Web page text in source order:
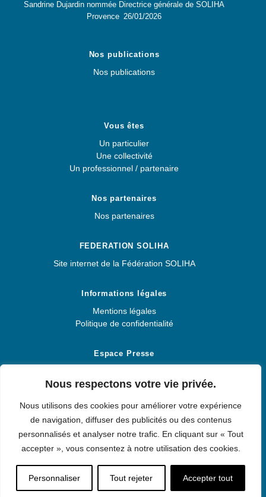
Nous respectons votre vie privée.
Nous utilisons des cookies pour améliorer votre expérience
de navigation, diffuser des publicités ou des contenus
personnalisés et analyser notre trafic. En cliquant sur « Tout
accepter », vous consentez à notre utilisation des cookies.
Personnaliser Tout rejeter Accepter tout
Sandrine Dujardin nommée Directrice générale de SOLIHA
Provence 26/01/2026
Nos publications
Nos publications
Vous êtes
Un particulier
Une collectivité
Un professionnel / partenaire
Nos partenaires
Nos partenaires
FEDERATION SOLIHA
Site internet de la Fédération SOLIHA
Informations légales
Mentions légales
Politique de confidentialité
Espace Presse
SOLIHA PROVENCE
© 2026 SOLIHA PROVENCE. Solidaires pour l'habitat.